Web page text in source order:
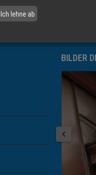
BILDER
Ich lehne ab